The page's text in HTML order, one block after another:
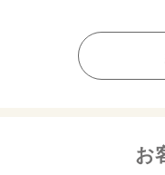
・03 Fluffy Nude
まなざしに深度をも
際立たせるウォーミ
ぬくもりをまとった
お